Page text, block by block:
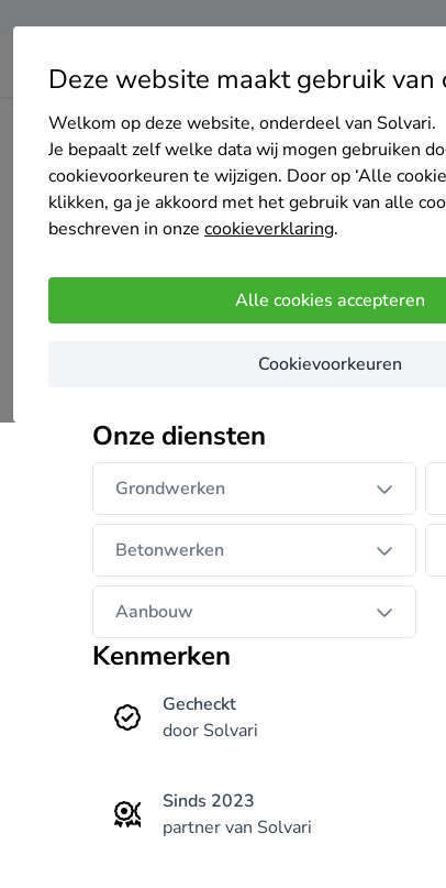
Deze website maakt gebruik van
Welkom op deze website, onderdeel van Solvari.
Je bepaalt zelf welke data wij mogen gebruiken
cookievoorkeuren te wijzigen. Door op ‘Alle
klikken, ga je akkoord met het gebruik van alle
beschreven in onze cookieverklaring.
Alle cookies accepteren
Cookievoorkeuren
Home Bedrijven overzicht Gietvloeren Tom BV
Gietvloeren Tom BV
4/5
(5 reviews)
Onze diensten
Grondwerken
Betonwerken
Aanbouw
Kenmerken
Gecheckt
door Solvari
Sinds 2023
partner van Solvari